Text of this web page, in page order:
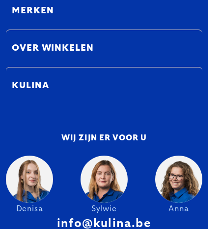
MERKEN
OVER WINKELEN
KULINA
WIJ ZIJN ER VOOR U
Denisa Sylwie Anna
info@kulina.be